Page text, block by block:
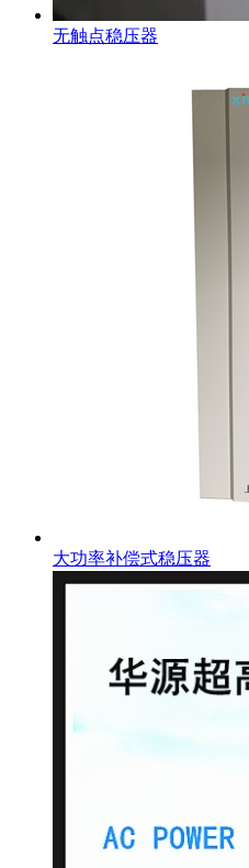
无触点稳压器
大功率补偿式稳压器